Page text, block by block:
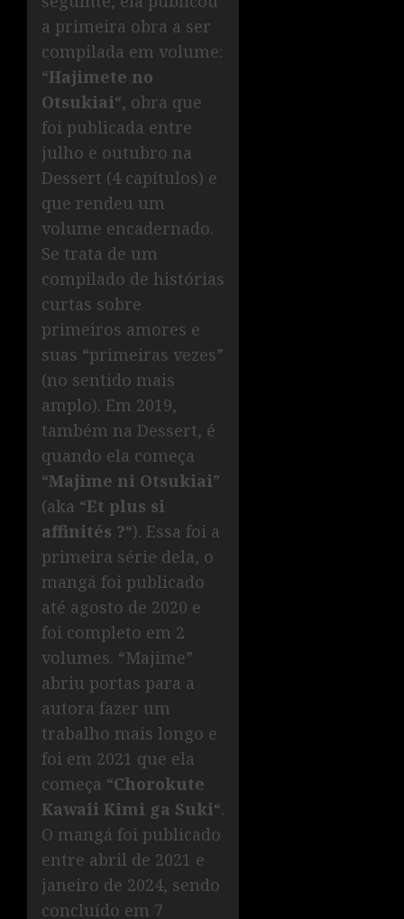
a primeira obra a ser
compilada em volume:
“Hajimete no
Otsukiai“, obra que
foi publicada entre
julho e outubro na
Dessert (4 capítulos) e
que rendeu um
volume encadernado.
Se trata de um
compilado de histórias
curtas sobre
primeiros amores e
suas “primeiras vezes”
(no sentido mais
amplo). Em 2019,
também na Dessert, é
quando ela começa
“Majime ni Otsukiai”
(aka “Et plus si
affinités ?“). Essa foi a
primeira série dela, o
mangá foi publicado
até agosto de 2020 e
foi completo em 2
volumes. “Majime”
abriu portas para a
autora fazer um
trabalho mais longo e
foi em 2021 que ela
começa “Chorokute
Kawaii Kimi ga Suki“.
O mangá foi publicado
entre abril de 2021 e
janeiro de 2024, sendo
concluído em 7